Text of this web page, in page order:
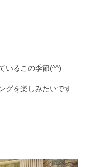
いるこの季節(^^)
グを楽しみたいです